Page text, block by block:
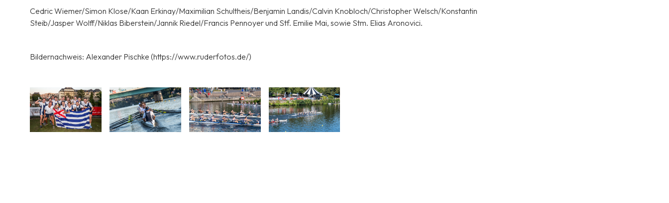
Cedric Wiemer/Simon Klose/Kaan Erkinay/Maximilian Schultheis/Benjamin Landis/Calvin Knobloch/Christopher Welsch/Konstantin
Steib/Jasper Wolff/Niklas Biberstein/Jannik Riedel/Francis Pennoyer und Stf. Emilie Mai, sowie Stm. Elias Aronovici.
Bildernachweis: Alexander Pischke (https://www.ruderfotos.de/)